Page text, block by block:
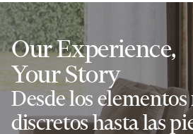
Our Experience,
Your Story
Desde los elementos
discretos hasta las